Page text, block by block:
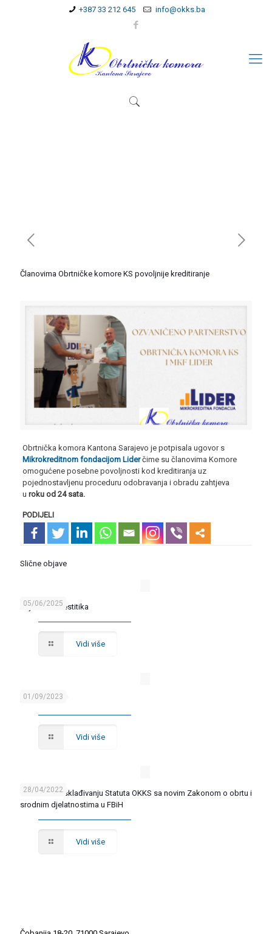
+387 33 212 645 info@okks.ba
Članovima Obrtničke komore KS povoljnije kreditiranje
Obrtnička komora Kantona Sarajevo je potpisala ugovor s
Mikrokreditnom fondacijom Liderčime su članovima Komore
omogućene posebne povoljnosti kod kreditiranja uz
pojednostavljenu proceduru odobravanja i obradu zahtjeva
u roku od 24 sata.
PODIJELI
Slične objave
05/06/2025
Bajramska čestitika
Vidi više
01/09/2023
JAVNI POZIV
Vidi više
28/04/2022
ODLUKA o usklađivanju Statuta OKKS sa novim Zakonom o obrtu i
srodnim djelatnostima u FBiH
Vidi više